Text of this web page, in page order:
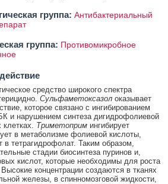
группа: Антибактериальный
группа: Противомикробное
средство широкого спектра
Сульфаметоксазол оказывает
которое связано с ингибированием
и нарушением синтеза дигидрофолиевой
Триметоприм ингибирует
в метаболизме фолиевой кислоты,
тетрагидрофолат. Таким образом,
стадии биосинтеза пуринов и,
кислот, которые необходимы для роста
концентрации создаются в тканях
железы, в спинномозговой жидкости,